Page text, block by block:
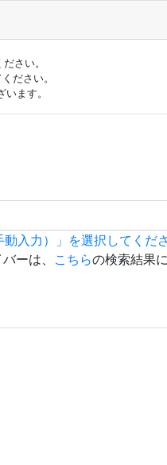
さい。
ださい。
ます。
入力）」を選択してくださ
ーは、 こちらの検索結果